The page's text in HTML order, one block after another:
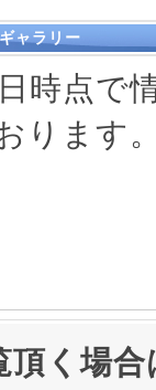
ャラリー
時点で
ります
頂く場